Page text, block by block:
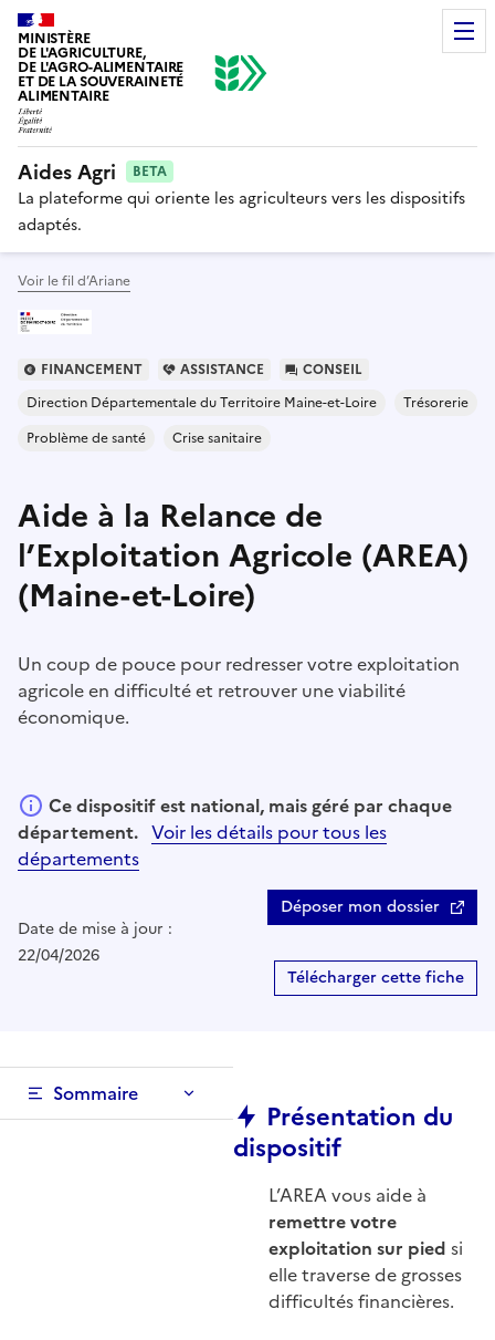
MINISTÈRE
DE L'AGRICULTURE,
DE L'AGRO-ALIMENTAIRE
ET DE LA SOUVERAINETÉ
ALIMENTAIRE
Aides Agri BETA
La plateforme qui oriente les agriculteurs vers les dispositifs
adaptés.
Voir le fil d’Ariane
FINANCEMENT ASSISTANCE
CONSEIL
Direction Départementale du Territoire Maine-et-Loire
Trésorerie
Problème de santé
Crise sanitaire
Aide à la Relance de
l’Exploitation Agricole (AREA)
(Maine-et-Loire)
Un coup de pouce pour redresser votre exploitation
agricole en difficulté et retrouver une viabilité
économique.
Ce dispositif est national, mais géré par chaque
département. Voir les détails pour tous les
départements
Date de mise à jour :
22/04/2026
Déposer mon dossier
Télécharger cette fiche
Sommaire
Présentation du
dispositif
L’AREA vous aide à
remettre votre
exploitation sur pied si
elle traverse de grosses
difficultés financières.